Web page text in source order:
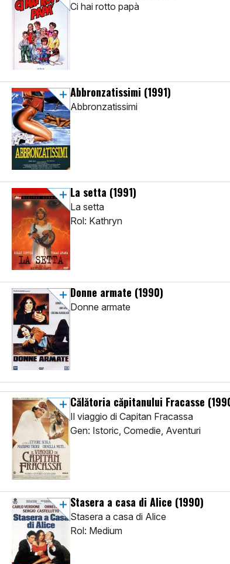
Ci hai rotto papà
Abbronzatissimi (1991)
Abbronzatissimi
La setta (1991)
La setta
Rol: Kathryn
Donne armate (1990)
Donne armate
Călătoria căpitanului Fracasse
Il viaggio di Capitan Fracassa
Gen: Istoric, Comedie, Aventuri
Stasera a casa di Alice (1990)
Stasera a casa di Alice
Rol: Medium